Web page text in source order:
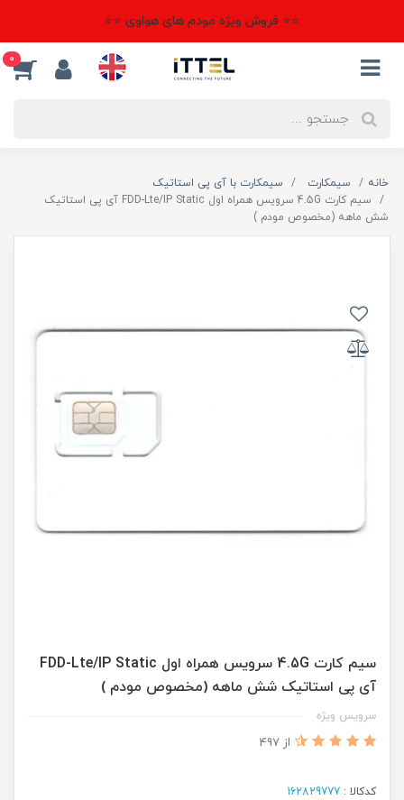
⭐⭐ فروش ویژه مودم های هواوی ⭐⭐
0
خانه سیمکارت
سیمکارت با آی پی استاتیک
سیم کارت 4.5G سرویس همراه اول FDD-Lte/IP Static آی پی استاتیک
شش ماهه (مخصوص مودم )
سیم کارت 4.5G سرویس همراه اول FDD-Lte/IP Static
آی پی استاتیک شش ماهه (مخصوص مودم )
سرویس ویژه
از 497
کدکالا : 162829777